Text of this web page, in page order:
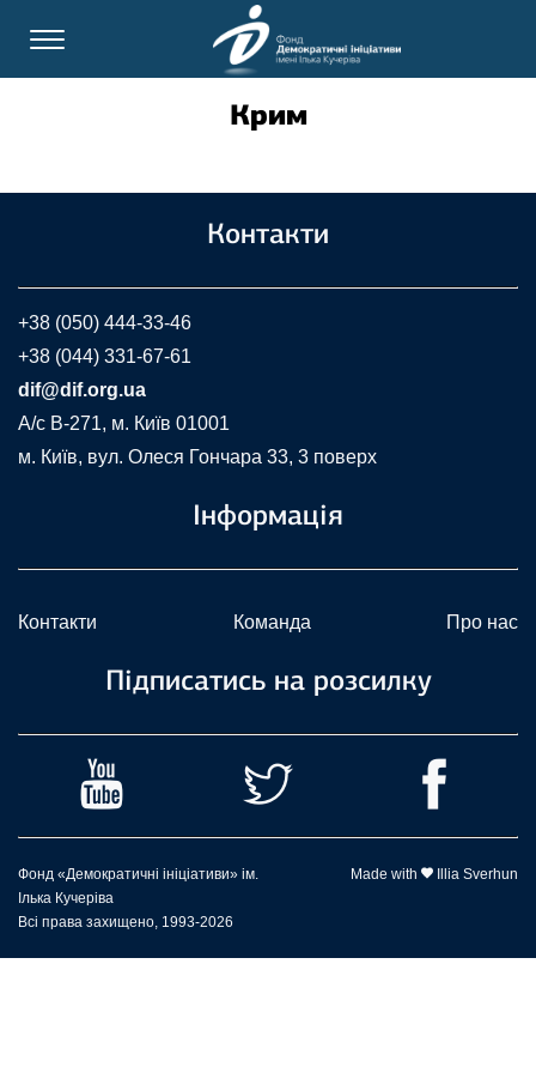
Крим
Контакти
+38 (050) 444-33-46
+38 (044) 331-67-61
dif@dif.org.ua
A/c В-271, м. Київ 01001
м. Київ, вул. Олеся Гончара 33, 3 поверх
Інформація
Контакти Команда Про нас
Підписатись на розсилку
Фонд «Демократичні ініціативи» ім.
Ілька Кучеріва
Всі права захищено, 1993-2026
Made with Illia Sverhun